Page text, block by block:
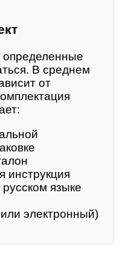
определенные
В среднем
от
инструкция
языке
электронный)